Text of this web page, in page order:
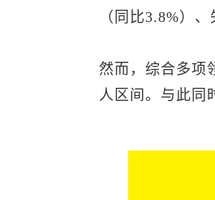
（同比3.8%）
然而，综合多项
人区间。与此同